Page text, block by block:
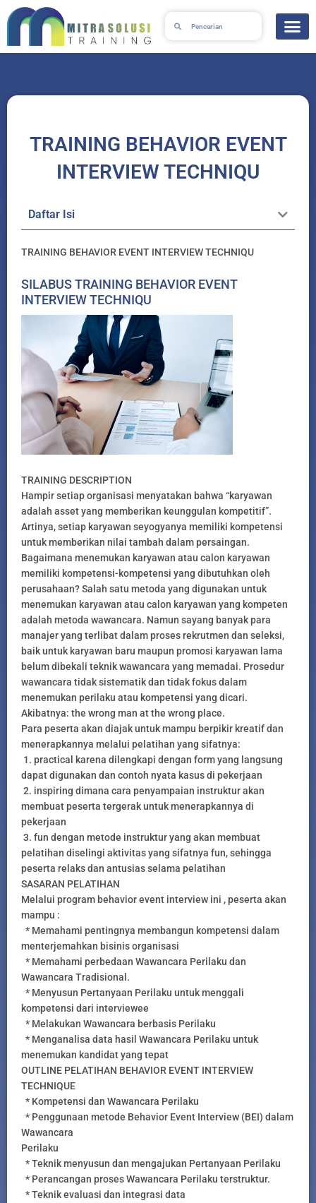
Skip
to
TRAINING BEHAVIOR EVENT
INTERVIEW TECHNIQU
Daftar Isi
TRAINING BEHAVIOR EVENT INTERVIEW TECHNIQU
SILABUS TRAINING BEHAVIOR EVENT
INTERVIEW TECHNIQU
TRAINING DESCRIPTION
Hampir setiap organisasi menyatakan bahwa “karyawan
adalah asset yang memberikan keunggulan kompetitif”.
Artinya, setiap karyawan seyogyanya memiliki kompetensi
untuk memberikan nilai tambah dalam persaingan.
Bagaimana menemukan karyawan atau calon karyawan
memiliki kompetensi-kompetensi yang dibutuhkan oleh
perusahaan? Salah satu metoda yang digunakan untuk
menemukan karyawan atau calon karyawan yang kompeten
adalah metoda wawancara. Namun sayang banyak para
manajer yang terlibat dalam proses rekrutmen dan seleksi,
baik untuk karyawan baru maupun promosi karyawan lama
belum dibekali teknik wawancara yang memadai. Prosedur
wawancara tidak sistematik dan tidak fokus dalam
menemukan perilaku atau kompetensi yang dicari.
Akibatnya: the wrong man at the wrong place.
Para peserta akan diajak untuk mampu berpikir kreatif dan
menerapkannya melalui pelatihan yang sifatnya:
1. practical karena dilengkapi dengan form yang langsung
dapat digunakan dan contoh nyata kasus di pekerjaan
2. inspiring dimana cara penyampaian instruktur akan
membuat peserta tergerak untuk menerapkannya di
pekerjaan
3. fun dengan metode instruktur yang akan membuat
pelatihan diselingi aktivitas yang sifatnya fun, sehingga
peserta relaks dan antusias selama pelatihan
SASARAN PELATIHAN
Melalui program behavior event interview ini , peserta akan
mampu :
* Memahami pentingnya membangun kompetensi dalam
menterjemahkan bisinis organisasi
* Memahami perbedaan Wawancara Perilaku dan
Wawancara Tradisional.
* Menyusun Pertanyaan Perilaku untuk menggali
kompetensi dari interviewee
* Melakukan Wawancara berbasis Perilaku
* Menganalisa data hasil Wawancara Perilaku untuk
menemukan kandidat yang tepat
OUTLINE PELATIHAN BEHAVIOR EVENT INTERVIEW
TECHNIQUE
* Kompetensi dan Wawancara Perilaku
* Penggunaan metode Behavior Event Interview (BEI) dalam
Wawancara
Perilaku
* Teknik menyusun dan mengajukan Pertanyaan Perilaku
* Perancangan proses Wawancara Perilaku terstruktur.
* Teknik evaluasi dan integrasi data